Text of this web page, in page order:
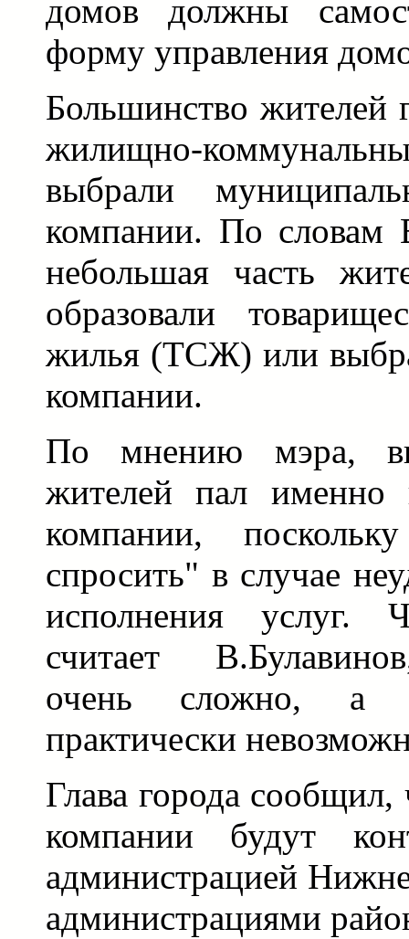
домов должны
форму управления
Большинство жителей
жилищно-
выбрали
компании. По словам
небольшая часть
образовали
жилья (ТСЖ) или
компании.
По мнению мэра,
жителей пал именно
компании,
спросить" в случае
исполнения услуг.
считает
очень сложно, а
практически
Глава города
компании будут
администрацией
администрациями